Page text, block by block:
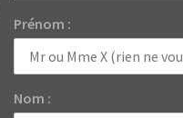
Prénom :
Nom :